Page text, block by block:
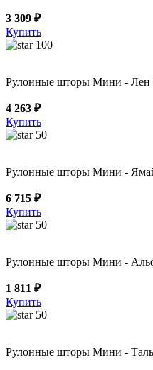
3 309 ₽
Купить
100
Рулонные шторы Мини -
4 263 ₽
Купить
50
Рулонные шторы Мини -
6 715 ₽
Купить
50
Рулонные шторы Мини -
1 811 ₽
Купить
50
Рулонные шторы Мини -